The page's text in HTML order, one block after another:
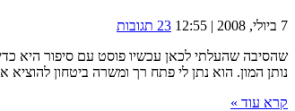
7 ביולי, 2008 | 12:55
23 תגובות
שהסיבה שהעלתי לכאן עכשיו פוסט עם סיפור היא
נותן המון. הוא נתן לי פתח רך ומשרה ביטחון
קרא עוד »